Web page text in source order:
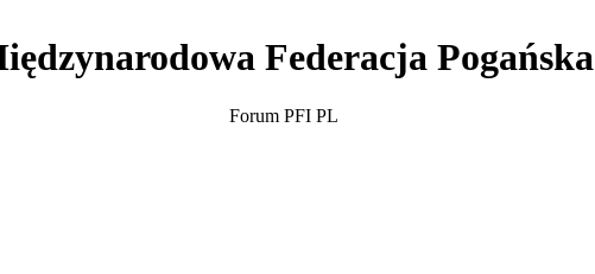
Federacja Pogańska
Forum PFI PL